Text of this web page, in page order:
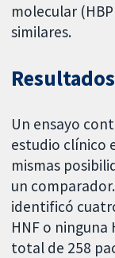
molecular
similares.
Un ensayo
estudio clínico
mismas
un
identificó
HNF o ninguna
total de 258